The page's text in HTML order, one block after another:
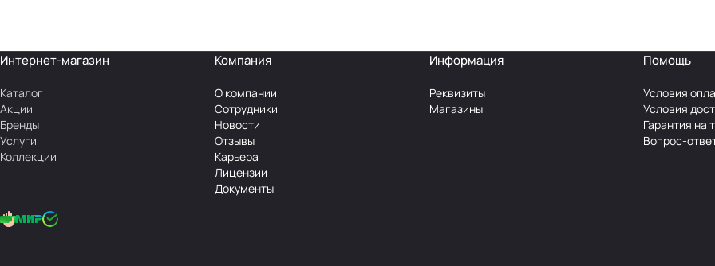
Интернет-магазин
Каталог
Акции
Бренды
Услуги
Коллекции
Компания
О компании
Сотрудники
Новости
Отзывы
Карьера
Лицензии
Документы
Информация
Реквизиты
Магазины
Помощь
Условия
Условия
Гарантия на
Вопрос-